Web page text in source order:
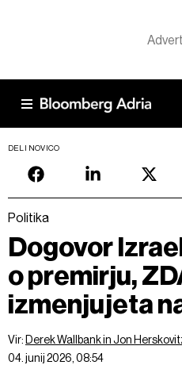
DELI NOVICO
Politika
Dogovor
o premirju,
izmenjujeta
Vir: Derek Wallbank in Jon
04. junij 2026, 08:54